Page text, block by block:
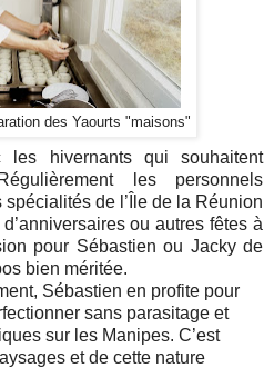
des Yaourts "maisons"
hivernants qui souhaitent
les personnels
de l’Île de la Réunion
ou autres fêtes à
pour Sébastien ou Jacky de
bien méritée.
Sébastien en profite pour
sans parasitage et
sur les Manipes. C’est
et de cette nature